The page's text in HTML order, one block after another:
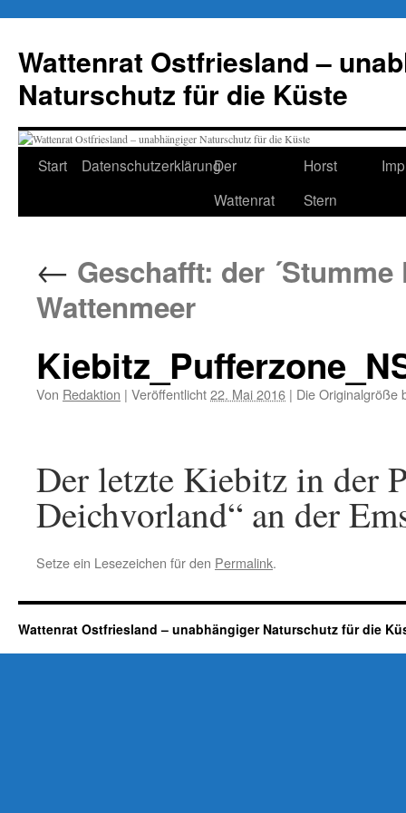
springen
Wattenrat Ostfriesland –
Naturschutz für die Küste
Start DatenschutzerklärungDer
Wattenrat
Horst
Stern
← Geschafft: der
Wattenmeer
Von Redaktion | Veröffentlicht22. Mai 2016 | Die Originalgröße
Der letzte Kiebitz in der
Deichvorland“ an der
Setze ein Lesezeichen für den Permalink.
Wattenrat Ostfriesland – unabhängiger Naturschutz für die